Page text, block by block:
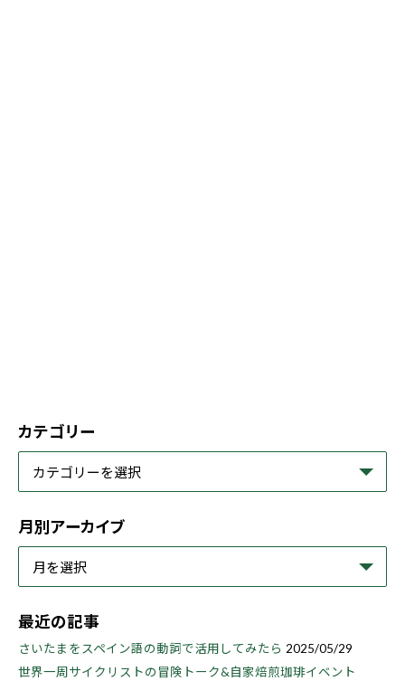
カテゴリー
月別アーカイブ
最近の記事
さいたまをスペイン語の動詞で活用してみたら 2025/05/29
世界一周サイクリストの冒険トーク&自家焙煎珈琲イベント